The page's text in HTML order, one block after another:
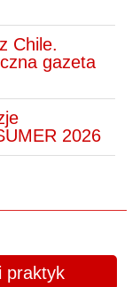
Chile.
gazeta
2026
praktyk